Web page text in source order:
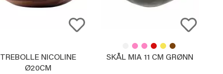
TREBOLLE NICOLINE
Ø20CM
SKÅL MIA 11 CM GRØNN